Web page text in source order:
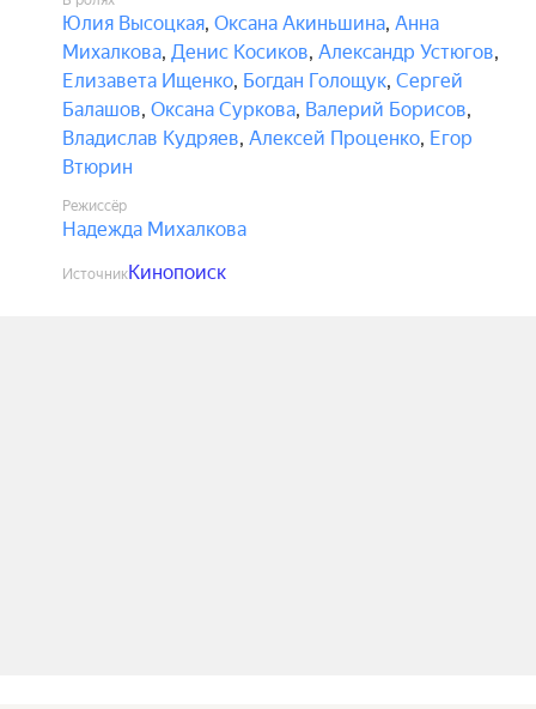
Юлия Высоцкая, Оксана Акиньшина, Анна
Михалкова, Денис Косиков, Александр Устюгов,
Елизавета Ищенко, Богдан Голощук, Сергей
Балашов, Оксана Суркова, Валерий Борисов,
Владислав Кудряев, Алексей Проценко, Егор
Втюрин
Режиссёр
Надежда Михалкова
ИсточникКинопоиск